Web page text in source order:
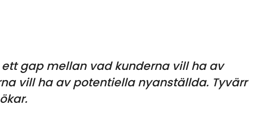
gap mellan vad kunderna vill ha av
vill ha av potentiella nyanställda. Tyvärr